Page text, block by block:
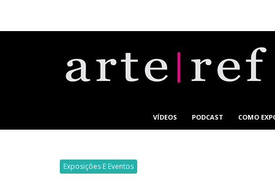
VÍDEOS PODCAST COMO
Exposições E Eventos